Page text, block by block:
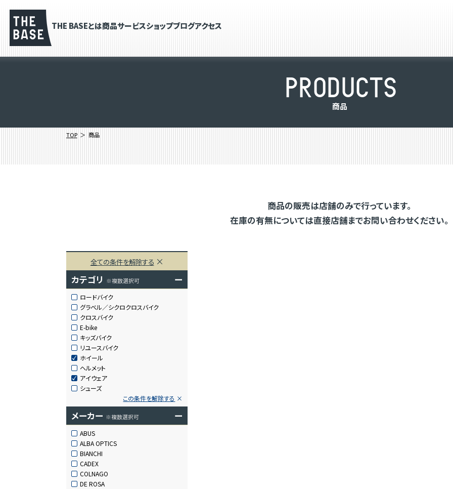
THE BASEとは商品サービスショップブログアクセス
PRODUCTS
商品
TOP 商品
商品の販売は店舗のみで行っています。
在庫の有無については直接店舗までお問い合わせください。
全ての条件を解除する
カテゴリ ※複数選択可 ー
ロードバイク
グラベル／シクロクロスバイク
クロスバイク
E-bike
キッズバイク
リユースバイク
ホイール
ヘルメット
アイウェア
シューズ
この条件を解除する
メーカー ※複数選択可 ー
ABUS
ALBA OPTICS
BIANCHI
CADEX
COLNAGO
DE ROSA